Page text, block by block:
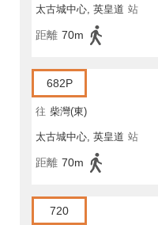
太古城中心, 英皇道 站
距離 70m
682P
往 柴灣(東)
太古城中心, 英皇道 站
距離 70m
720